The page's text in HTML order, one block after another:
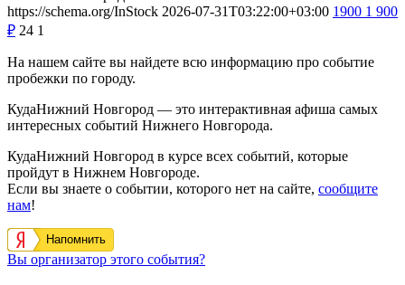
https://schema.org/InStock 2026-07-31T03:22:00+03:00 1900 1 900
₽ 24 1
На нашем сайте вы найдете всю информацию про событие
пробежки по городу.
КудаНижний Новгород — это интерактивная афиша самых
интересных событий Нижнего Новгорода.
КудаНижний Новгород в курсе всех событий, которые
пройдут в Нижнем Новгороде.
Если вы знаете о событии, которого нет на сайте, сообщите
нам!
Напомнить
Вы организатор этого события?